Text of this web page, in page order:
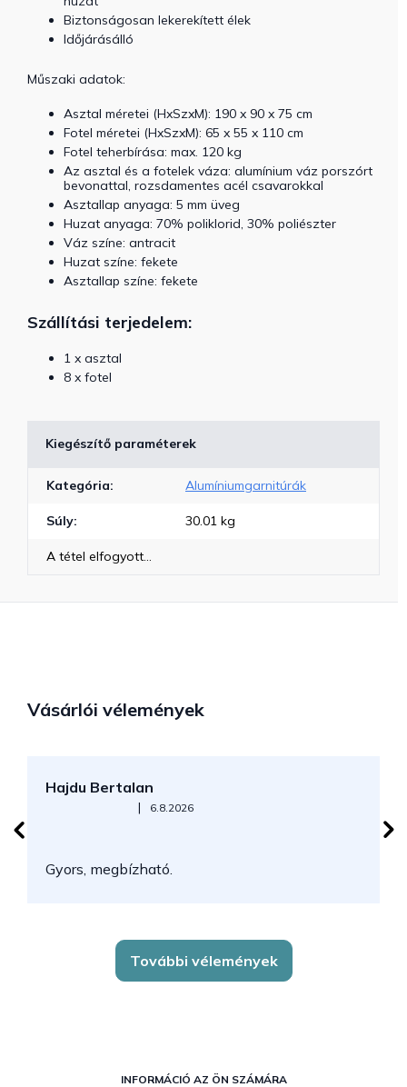
Biztonságosan lekerekített élek
Időjárásálló
Műszaki adatok:
Asztal méretei (HxSzxM): 190 x 90 x 75 cm
Fotel méretei (HxSzxM): 65 x 55 x 110 cm
Fotel teherbírása: max. 120 kg
Az asztal és a fotelek váza: alumínium váz porszórt
bevonattal, rozsdamentes acél csavarokkal
Asztallap anyaga: 5 mm üveg
Huzat anyaga: 70% poliklorid, 30% poliészter
Váz színe: antracit
Huzat színe: fekete
Asztallap színe: fekete
Szállítási terjedelem:
1 x asztal
8 x fotel
Kiegészítő paraméterek
Kategória: Alumíniumgarnitúrák
Súly: 30.01 kg
A tétel elfogyott…
Vásárlói vélemények
Hajdu Bertalan
Az áruház értékelése 5-ből 5 csillag.
| 6.8.2026
Gyors, megbízható.
További vélemények
INFORMÁCIÓ AZ ÖN SZÁMÁRA